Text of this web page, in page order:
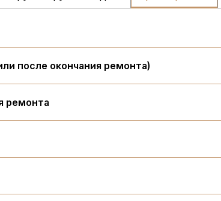
после окончания ремонта)
ремонта